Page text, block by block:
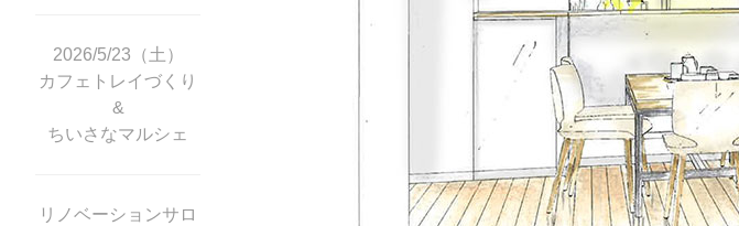
2026/5/23（土）
カフェトレイづくり
&
ちいさなマルシェ
リノベーションサロ